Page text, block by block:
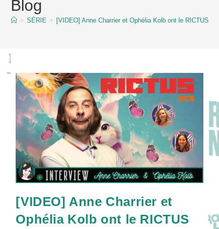
contentBlog
> SÉRIE > [VIDEO] Anne Charrier et Ophélia Kolb ont le RICTUS
[VIDEO] Anne Charrier et
Ophélia Kolb ont le RICTUS